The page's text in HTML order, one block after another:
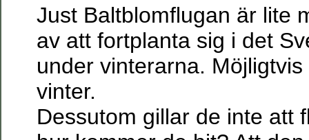
Just Baltblomflugan är lite
av att fortplanta sig i det
under vinterarna.
vinter.
Dessutom gillar de inte att